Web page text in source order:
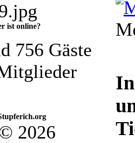
ist online?
756 Gäste
2026